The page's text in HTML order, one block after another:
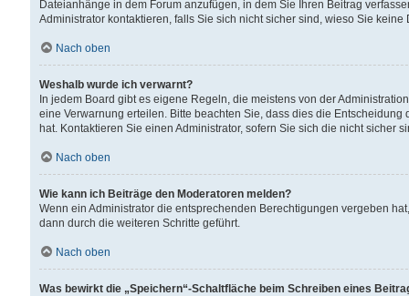
Dateianhänge in dem Forum anzufügen, in dem Sie Ihren Beitrag
Administrator kontaktieren, falls Sie sich nicht sicher sind, wieso Sie
Nach oben
Weshalb wurde ich verwarnt?
In jedem Board gibt es eigene Regeln, die meistens von der
eine Verwarnung erteilen. Bitte beachten Sie, dass dies die
hat. Kontaktieren Sie einen Administrator, sofern Sie sich die nicht sicher
Nach oben
Wie kann ich Beiträge den Moderatoren melden?
Wenn ein Administrator die entsprechenden Berechtigungen vergeben
dann durch die weiteren Schritte geführt.
Nach oben
Was bewirkt die „Speichern“-Schaltfläche beim Schreiben eines